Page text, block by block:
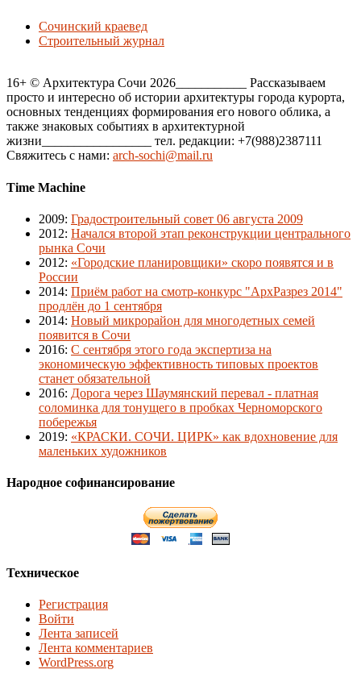
Сочинский краевед
Строительный журнал
16+ © Архитектура Сочи 2026___________ Рассказываем
просто и интересно об истории архитектуры города курорта,
основных тенденциях формирования его нового облика, а
также знаковых событиях в архитектурной
жизни_________________ тел. редакции: +7(988)2387111
Свяжитесь с нами: arch-sochi@mail.ru
Time Machine
2009: Градостроительный совет 06 августа 2009
2012: Начался второй этап реконструкции центрального
рынка Сочи
2012: «Городские планировщики» скоро появятся и в
России
2014: Приём работ на смотр-конкурс "АрхРазрез 2014"
продлён до 1 сентября
2014: Новый микрорайон для многодетных семей
появится в Сочи
2016: С сентября этого года экспертиза на
экономическую эффективность типовых проектов
станет обязательной
2016: Дорога через Шаумянский перевал - платная
соломинка для тонущего в пробках Черноморского
побережья
2019: «КРАСКИ. СОЧИ. ЦИРК» как вдохновение для
маленьких художников
Народное софинансирование
Техническое
Регистрация
Войти
Лента записей
Лента комментариев
WordPress.org